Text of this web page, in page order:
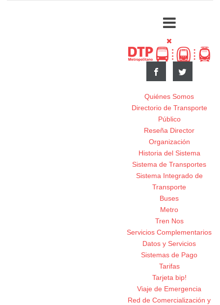
Quiénes Somos
Directorio de Transporte
Público
Reseña Director
Organización
Historia del Sistema
Sistema de Transportes
Sistema Integrado de
Transporte
Buses
Metro
Tren Nos
Servicios Complementarios
Datos y Servicios
Sistemas de Pago
Tarifas
Tarjeta bip!
Viaje de Emergencia
Red de Comercialización y